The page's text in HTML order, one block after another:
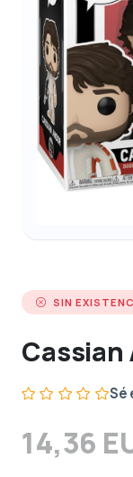
SIN
Cassian
Sé
14,36